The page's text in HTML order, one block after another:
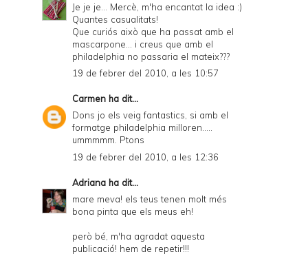
Je je je... Mercè, m'ha encantat la idea :)
Quantes casualitats!
Que curiós això que ha passat amb el
mascarpone... i creus que amb el
philadelphia no passaria el mateix???
19 de febrer del 2010, a les 10:57
Carmen ha dit...
Dons jo els veig fantastics, si amb el
formatge philadelphia milloren.....
ummmmm. Ptons
19 de febrer del 2010, a les 12:36
Adriana ha dit...
mare meva! els teus tenen molt més
bona pinta que els meus eh!
però bé, m'ha agradat aquesta
publicació! hem de repetir!!!